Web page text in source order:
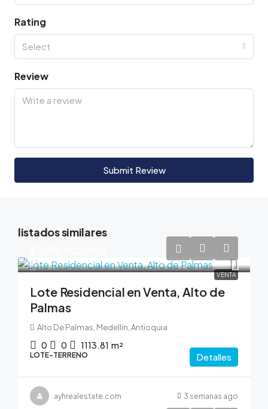
Rating
Select
Review
Submit Review
listados similares
VENTA
Lote Residencial en Venta, Alto de
Palmas
Alto De Palmas, Medellín, Antioquia
0 0 1113.81 m²
LOTE-TERRENO Detalles
ayhrealestate.com 3 semanas ago